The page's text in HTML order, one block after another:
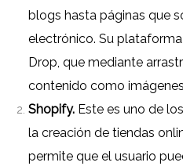
blogs hasta páginas que
electrónico. Su
Drop, que mediante
contenido como
Shopify. Este es uno de
la creación de tiendas
permite que el usuario